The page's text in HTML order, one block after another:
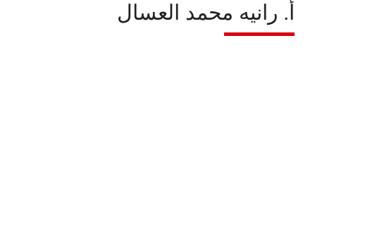
أ. رانيه محمد العسال